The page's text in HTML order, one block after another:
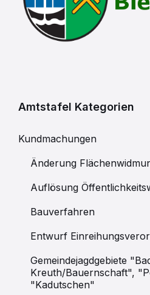
Amtstafel Kategorien
Kundmachungen
Änderung
Auflösung
Bauverfahren
Entwurf
Gemeindejagdgebiete
Kreuth/Bauernschaft",
"Kadutschen"